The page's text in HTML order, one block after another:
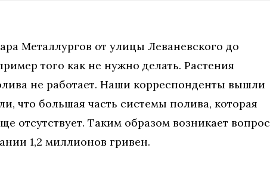
Металлургов от улицы Леваневского до
того как не нужно делать. Растения
не работает. Наши корреспонденты вышли
что большая часть системы полива, которая
отсутствует. Таким образом возникает вопрос
1,2 миллионов гривен.